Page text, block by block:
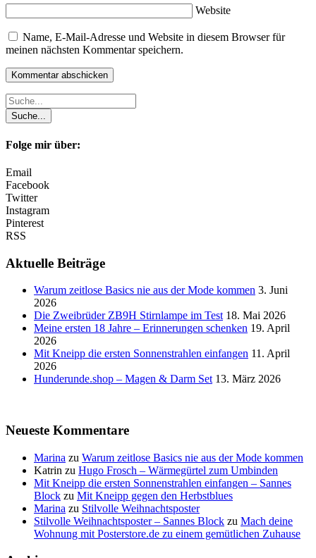
Website
Name, E-Mail-Adresse und Website in diesem Browser für
meinen nächsten Kommentar speichern.
Folge mir über:
Email
Facebook
Twitter
Instagram
Pinterest
RSS
Aktuelle Beiträge
Warum zeitlose Basics nie aus der Mode kommen 3. Juni
2026
Die Zweibrüder ZB9H Stirnlampe im Test 18. Mai 2026
Meine ersten 18 Jahre – Erinnerungen schenken 19. April
2026
Mit Kneipp die ersten Sonnenstrahlen einfangen 11. April
2026
Hunderunde.shop – Magen & Darm Set 13. März 2026
Neueste Kommentare
Marina zu Warum zeitlose Basics nie aus der Mode kommen
Katrin zu Hugo Frosch – Wärmegürtel zum Umbinden
Mit Kneipp die ersten Sonnenstrahlen einfangen – Sannes
Block zu Mit Kneipp gegen den Herbstblues
Marina zu Stilvolle Weihnachtsposter
Stilvolle Weihnachtsposter – Sannes Block zu Mach deine
Wohnung mit Posterstore.de zu einem gemütlichen Zuhause